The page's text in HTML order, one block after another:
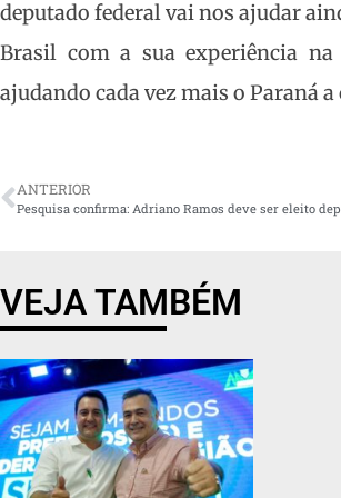
deputado federal vai nos ajudar
Brasil com a sua experiência
ajudando cada vez mais o Paraná
ANTERIOR
Pesquisa confirma: Adriano Ramos deve ser eleito
VEJA TAMBÉM